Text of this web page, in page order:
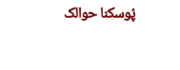
پُوسکنا حوالک